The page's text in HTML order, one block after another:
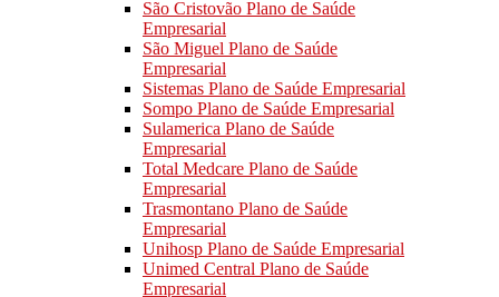
São Cristovão Plano de Saúde
Empresarial
São Miguel Plano de Saúde
Empresarial
Sistemas Plano de Saúde Empresarial
Sompo Plano de Saúde Empresarial
Sulamerica Plano de Saúde
Empresarial
Total Medcare Plano de Saúde
Empresarial
Trasmontano Plano de Saúde
Empresarial
Unihosp Plano de Saúde Empresarial
Unimed Central Plano de Saúde
Empresarial